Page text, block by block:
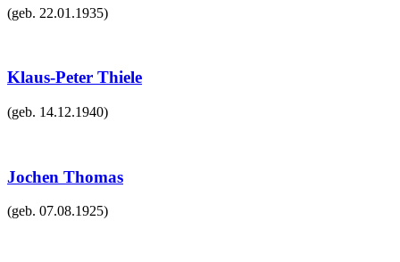
(geb. 22.01.1935)
Klaus-Peter Thiele
(geb. 14.12.1940)
Jochen Thomas
(geb. 07.08.1925)